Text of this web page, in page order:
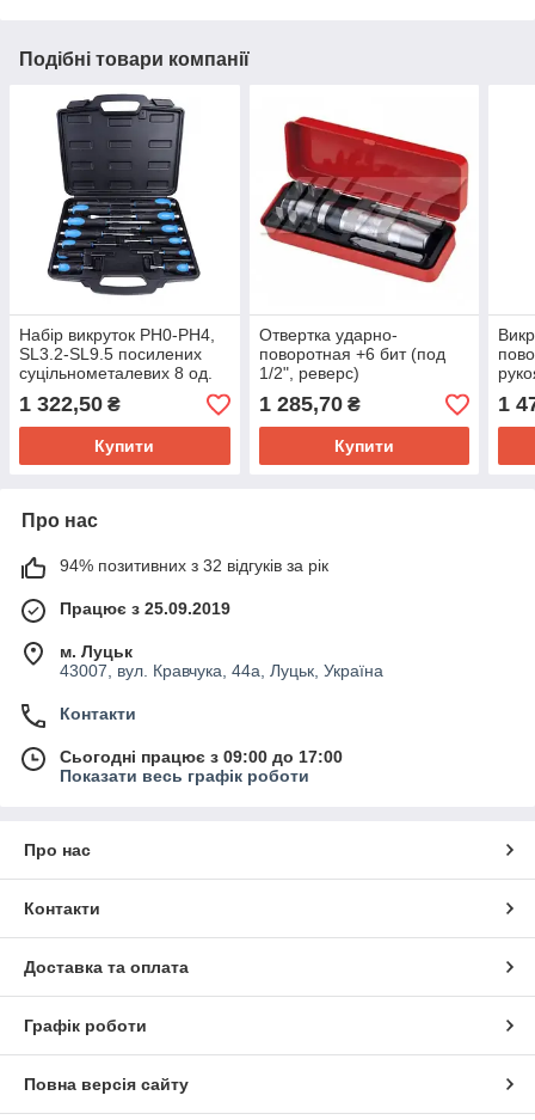
Подібні товари компанії
Набір викруток PH0-PH4,
SL3.2-SL9.5 посилених
суцільнометалевих 8 од.
1 322,50 ₴
Купити
Отвертка ударно-
поворотная +6 бит (под
1/2", реверс)
1 285,70₴
Купити
1
Про нас
94% позитивних з 32 відгуків за рік
Працює з 25.09.2019
м. Луцьк
43007, вул. Кравчука, 44а, Луцьк, Україна
Контакти
Сьогодні працює з 09:00 до 17:00
Показати весь графік роботи
Про нас
Контакти
Доставка та оплата
Графік роботи
Повна версія сайту